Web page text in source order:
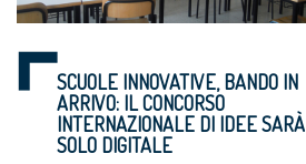
SCUOLE INNOVATIVE, BANDO IN
ARRIVO: IL CONCORSO
INTERNAZIONALE DI IDEE SARÀ
SOLO DIGITALE